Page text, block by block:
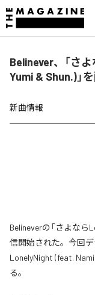
Belinever、「さ
Yumi & Shun.)」
新曲情報
Belineverの「さよなら
信開始された。今回
LonelyNight (feat.
る。